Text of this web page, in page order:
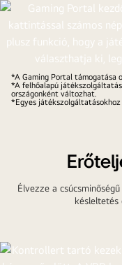
jelzi,
hogy
képernyője
tévén
kosárlabda-
oldalt
*A Gaming Portal támogatása
*A felhőalapú
országonként változhat.
*Egyes játékszolgáltatásokhoz
Élvezze a
késleltetés